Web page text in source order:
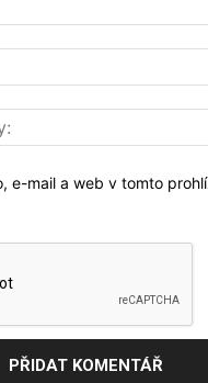
e-mail a web v tomto